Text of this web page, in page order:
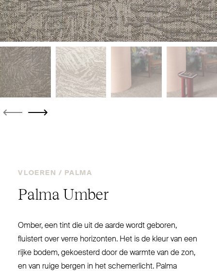
VLOEREN / PALMA
Palma Umber
Omber, een tint die uit de aarde wordt geboren,
fluistert over verre horizonten. Het is de kleur van een
rijke bodem, gekoesterd door de warmte van de zon,
en van ruige bergen in het sche­merlicht. Palma